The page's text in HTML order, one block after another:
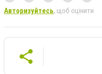
Авторизуйтесь, щоб оцінити